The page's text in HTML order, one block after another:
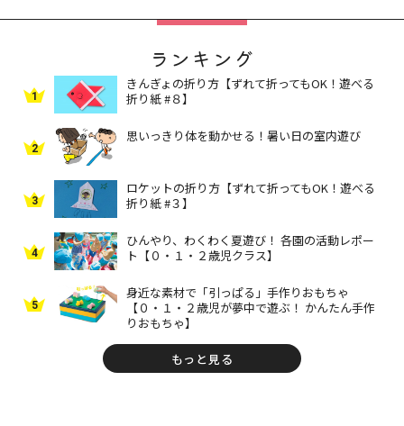
ランキング
1
きんぎょの折り方【ずれて折ってもOK！遊べる
折り紙 #８】
2
思いっきり体を動かせる！暑い日の室内遊び
3
ロケットの折り方【ずれて折ってもOK！遊べる
折り紙 #３】
4
ひんやり、わくわく夏遊び！ 各園の活動レポー
ト【０・１・２歳児クラス】
5
身近な素材で「引っぱる」手作りおもちゃ
【０・１・２歳児が夢中で遊ぶ！ かんたん手作
りおもちゃ】
もっと見る